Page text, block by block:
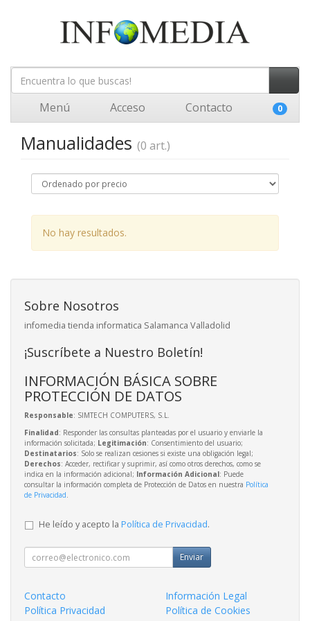
Menú Acceso Contacto 0
Manualidades (0 art.)
No hay resultados.
Sobre Nosotros
infomedia tienda informatica Salamanca Valladolid
¡Suscríbete a Nuestro Boletín!
INFORMACIÓN BÁSICA SOBRE
PROTECCIÓN DE DATOS
Responsable: SIMTECH COMPUTERS, S.L.
Finalidad: Responder las consultas planteadas por el usuario y enviarle la
información solicitada; Legitimación: Consentimiento del usuario;
Destinatarios: Solo se realizan cesiones si existe una obligación legal;
Derechos: Acceder, rectificar y suprimir, así como otros derechos, como se
indica en la información adicional; Información Adicional: Puede
consultar la información completa de Protección de Datos en nuestra Política
de Privacidad.
He leído y acepto la Política de Privacidad.
Enviar
Contacto
Información Legal
Política Privacidad
Política de Cookies